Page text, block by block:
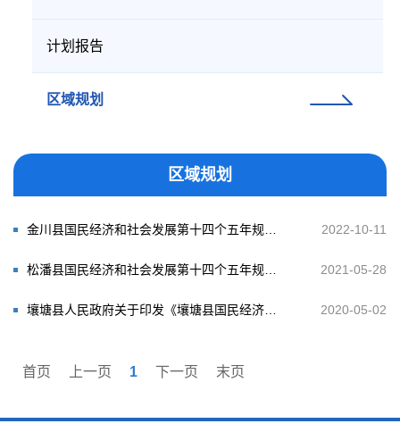
计划报告
区域规划
区域规划
2022-10-11
2021-05-28
2020-05-02
首页 上一页 1 下一页 末页